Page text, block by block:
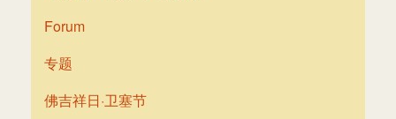
Forum
专题
佛吉祥日·卫塞节